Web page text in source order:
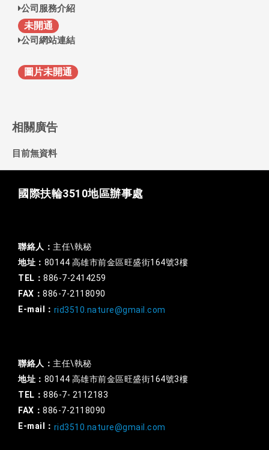
公司服務介紹
未開通
公司網站連結
圖片未開通
相關廣告
目前無資料
國際扶輪3510地區辦事處
聯絡人： 主任\執秘
地址： 80144 高雄市前金區旺盛街164號3樓
TEL： 886-7-2414259
FAX： 886-7-2118090
E-mail： rid3510.nature@gmail.com
聯絡人： 主任\執秘
地址： 80144 高雄市前金區旺盛街164號3樓
TEL： 886-7- 2112183
FAX： 886-7-2118090
E-mail： rid3510.nature@gmail.com